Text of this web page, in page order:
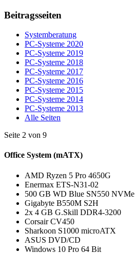
Beitragsseiten
Systemberatung
PC-Systeme 2020
PC-Systeme 2019
PC-Systeme 2018
PC-Systeme 2017
PC-Systeme 2016
PC-Systeme 2015
PC-Systeme 2014
PC-Systeme 2013
Alle Seiten
Seite 2 von 9
Office System (mATX)
AMD Ryzen 5 Pro 4650G
Enermax ETS-N31-02
500 GB WD Blue SN550 NVMe
Gigabyte B550M S2H
2x 4 GB G.Skill DDR4-3200
Corsair CV450
Sharkoon S1000 microATX
ASUS DVD/CD
Windows 10 Pro 64 Bit